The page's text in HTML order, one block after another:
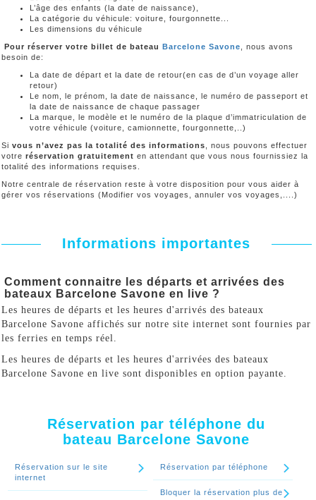
L’âge des enfants (la date de naissance),
La catégorie du véhicule: voiture, fourgonnette...
Les dimensions du véhicule
Pour réserver votre billet de bateau Barcelone Savone , nous avons
besoin de:
La date de départ et la date de retour(en cas de d’un voyage aller
retour)
Le nom, le prénom, la date de naissance, le numéro de passeport et
la date de naissance de chaque passager
La marque, le modèle et le numéro de la plaque d’immatriculation de
votre véhicule (voiture, camionnette, fourgonnette,..)
Si vous n’avez pas la totalité des informations , nous pouvons effectuer
votre réservation gratuitement en attendant que vous nous fournissiez la
totalité des informations requises.
Notre centrale de réservation reste à votre disposition pour vous aider à
gérer vos réservations (Modifier vos voyages, annuler vos voyages,....)
Informations importantes
Comment connaitre les départs et arrivées des
bateaux Barcelone Savone en live ?
Les heures de départs et les heures d'arrivés des bateaux
Barcelone Savone affichés sur notre site internet sont fournies par
les ferries en temps réel.
Les heures de départs et les heures d'arrivées des bateaux
Barcelone Savone en live sont disponibles en option payante.
Réservation par téléphone du
bateau Barcelone Savone
Réservation sur le site
internet
Réservation par téléphone
Bloquer la réservation plus de